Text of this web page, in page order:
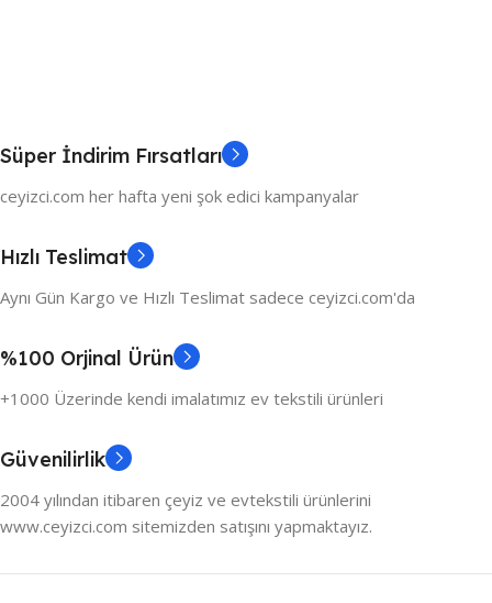
Süper İndirim Fırsatları
ceyizci.com her hafta yeni şok edici kampanyalar
Hızlı Teslimat
Aynı Gün Kargo ve Hızlı Teslimat sadece ceyizci.com'da
%100 Orjinal Ürün
+1000 Üzerinde kendi imalatımız ev tekstili ürünleri
Güvenilirlik
2004 yılından itibaren çeyiz ve evtekstili ürünlerini
www.ceyizci.com sitemizden satışını yapmaktayız.